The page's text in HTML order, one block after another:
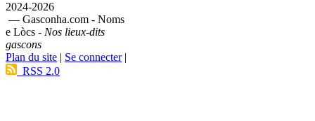
2024-2026
— Gasconha.com - Noms
e Lòcs - Nos lieux-dits
gascons
Plan du site | Se connecter|
RSS 2.0